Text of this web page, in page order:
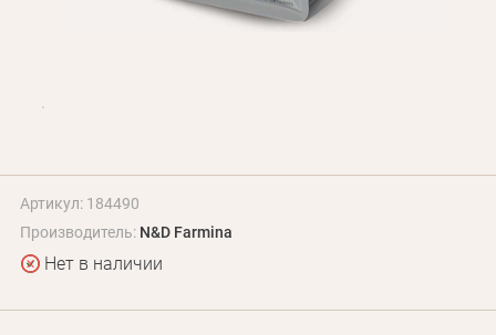
Артикул: 184490
Производитель: N&D Farmina
Нет в наличии